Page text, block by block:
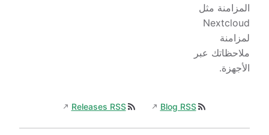
المزامنة مثل
Nextcloud
لمزامنة
ملاحظاتك عبر
الأجهزة.
Blog RSS
Releases RSS